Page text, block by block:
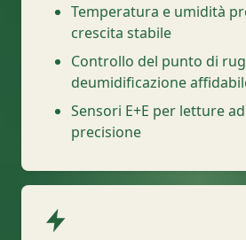
Temperatura e umidità
crescita stabile
Controllo del punto di
deumidificazione
Sensori E+E per letture
precisione